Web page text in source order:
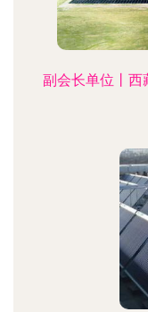
副会长单位丨西